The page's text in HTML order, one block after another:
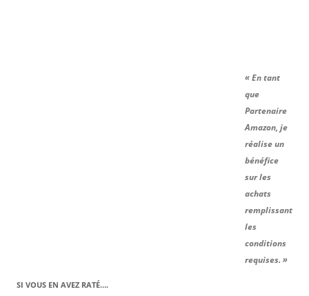
« En tant
que
Partenaire
Amazon, je
réalise un
bénéfice
sur les
achats
remplissant
les
conditions
requises. »
SI VOUS EN AVEZ RATÉ….